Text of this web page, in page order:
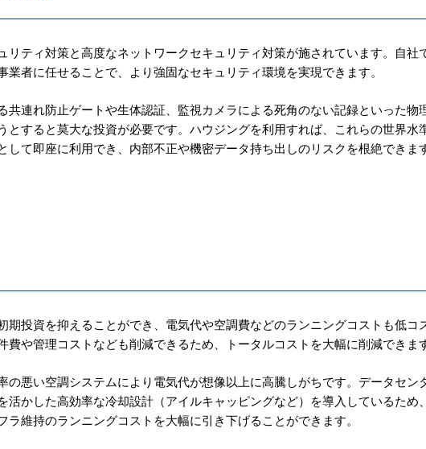
リティ対策と高度なネットワークセキュリティ対策が施されています。自社
業者に任せることで、より強固なセキュリティ環境を実現できます。
共連れ防止ゲートや生体認証、監視カメラによる死角のない記録といった物
とすると莫大な投資が必要です。ハウジングを利用すれば、これらの世界水
して即座に利用でき、内部不正や機密データ持ち出しのリスクを根絶できま
期投資を抑えることができ、電気代や空調費などのランニングコストも低コ
費や管理コストなども削減できるため、トータルコストを大幅に削減できま
の悪い空調システムにより電気代が想像以上に高騰しがちです。データセン
活かした高効率な冷却設計（アイルキャッピングなど）を導入しているため
維持のランニングコストを大幅に引き下げることができます。